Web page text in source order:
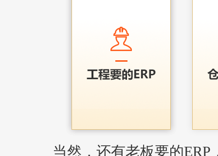
当然，还有老板要的ERP